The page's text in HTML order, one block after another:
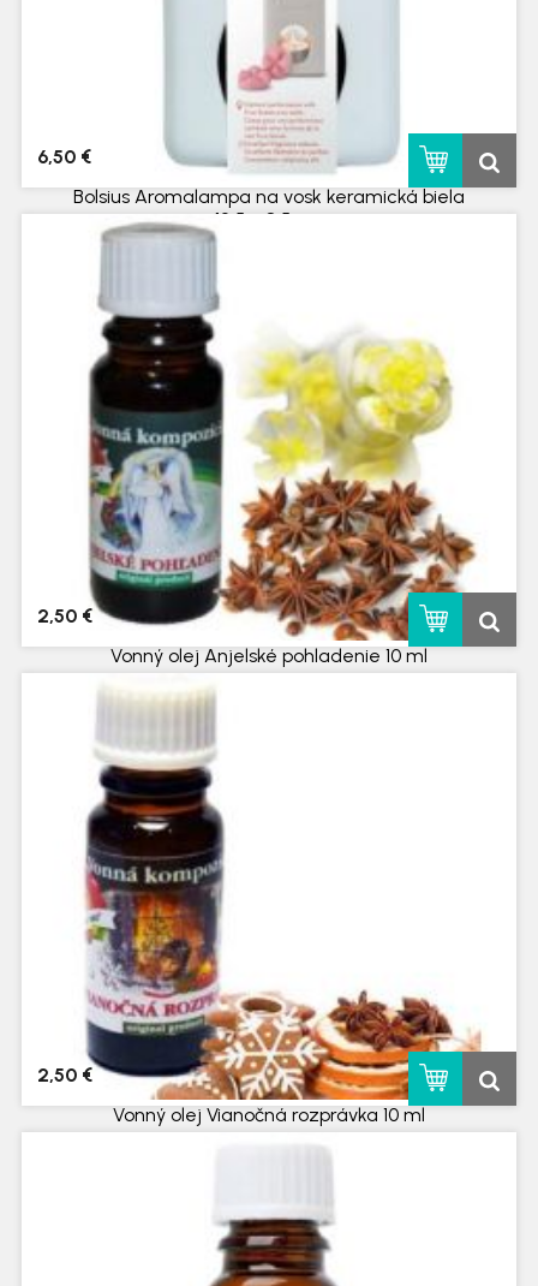
Bolsius Aromalampa na vosk keramická biela
12,5 x 8,5 cm
6,50 €
Vonný olej Anjelské pohladenie 10 ml
2,50 €
Vonný olej Vianočná rozprávka 10 ml
2,50 €